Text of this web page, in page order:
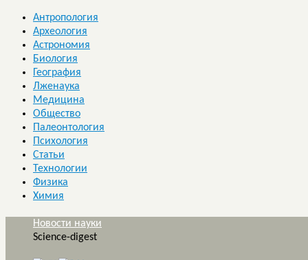
Антропология
Археология
Астрономия
Биология
География
Лженаука
Медицина
Общество
Палеонтология
Психология
Статьи
Технологии
Физика
Химия
Новости науки
Science-digest